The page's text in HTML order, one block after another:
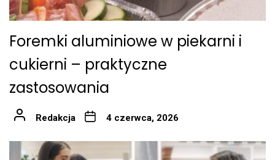
Foremki aluminiowe w piekarni i
cukierni – praktyczne
zastosowania
Redakcja 4 czerwca, 2026